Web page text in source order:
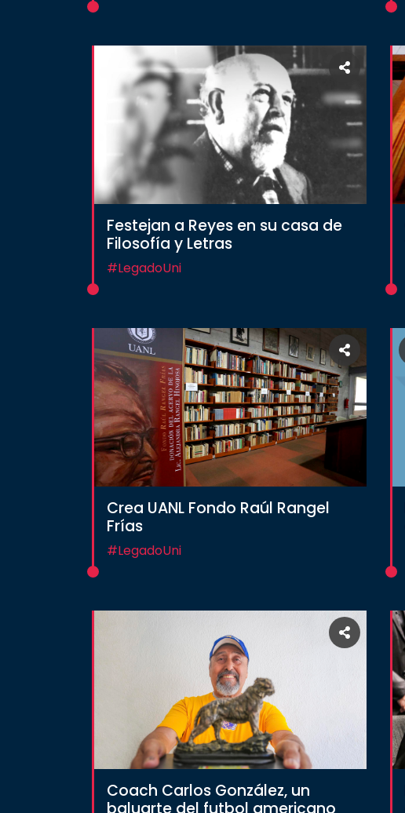
Festejan a Reyes en su casa de
Filosofía y Letras
#LegadoUni
Crea UANL Fondo Raúl Rangel
Frías
#LegadoUni
Coach Carlos González, un